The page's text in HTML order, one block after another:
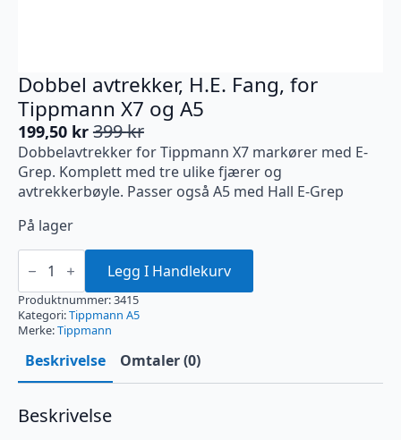
Dobbel avtrekker, H.E. Fang, for
Tippmann X7 og A5
399kr
Opprinnelig
pris
var:
399 kr.
199,50 kr
Nåværende
pris
er:
199,50 kr.
Dobbelavtrekker for Tippmann X7 markører med E-
Grep. Komplett med tre ulike fjærer og
avtrekkerbøyle. Passer også A5 med Hall E-Grep
På lager
Dobbel
avtrekker,
Fang,
for
Tippmann
og
A5
antall
Legg I Handlekurv
Produktnummer:3415
Kategori:Tippmann A5
Merke:Tippmann
Beskrivelse Omtaler (0)
Beskrivelse